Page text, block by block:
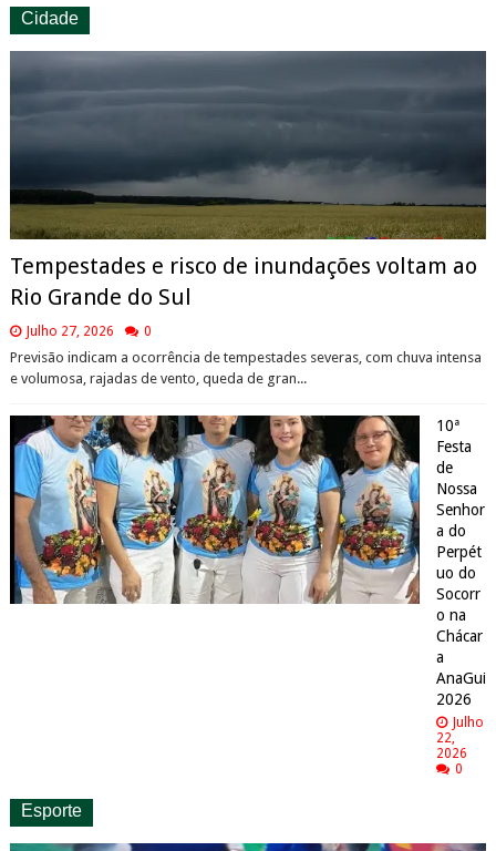
Cidade
Tempestades e risco de inundações voltam ao
Rio Grande do Sul
Julho 27, 2026 0
Previsão indicam a ocorrência de tempestades severas, com chuva intensa
e volumosa, rajadas de vento, queda de gran...
10ª
Festa
de
Nossa
Senhor
a do
Perpét
uo do
Socorr
o na
Chácar
a
AnaGui
2026
Julho
22,
2026
0
Esporte